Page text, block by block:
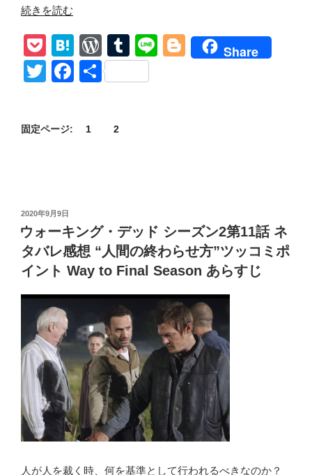
“【ウ
ー
キ
ン
ッ
ン
11
第
24
話】
ネ
レ
完
全
解
説”生
き
る
続きを読む
P
o
ck
H
at
e
a
W
or
d
e
T
u
m
Li
Bl
Share
T
er
F
e
k
共
固定ページ: 1 2
投
稿
日:
2020年9月9日
ウォーキング・デッド シーズン2第11話 ネ
タバレ感想 “人間の終わらせ方”ツッコミポ
イント Way to Final Season あらすじ
人が人を裁く時、何を基準として行われるべきなのか？